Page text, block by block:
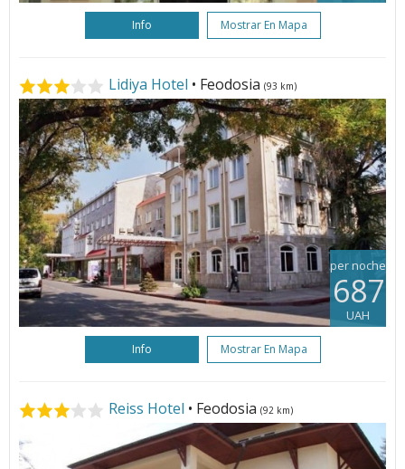
Info Mostrar En Mapa
Lidiya Hotel • Feodosia (93 km)
per noche
687
UAH
Info Mostrar En Mapa
Reiss Hotel • Feodosia (92 km)